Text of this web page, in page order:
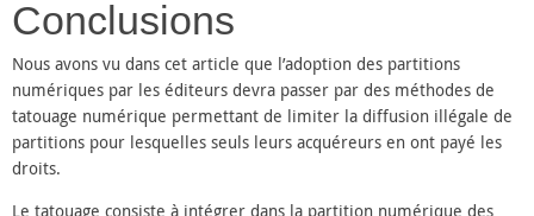
Conclusions
Nous avons vu dans cet article que l’adoption des partitions
numériques par les éditeurs devra passer par des méthodes de
tatouage numérique permettant de limiter la diffusion illégale de
partitions pour lesquelles seuls leurs acquéreurs en ont payé les
droits.
Le tatouage consiste à intégrer dans la partition numérique des